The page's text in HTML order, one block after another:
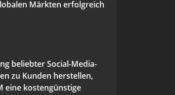
Märkten erfolgreich
beliebter Social-Media-
zu Kunden herstellen,
eine kostengünstige